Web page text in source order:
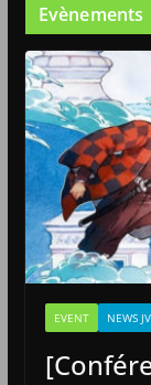
Evènements
EVENT NEWS JV